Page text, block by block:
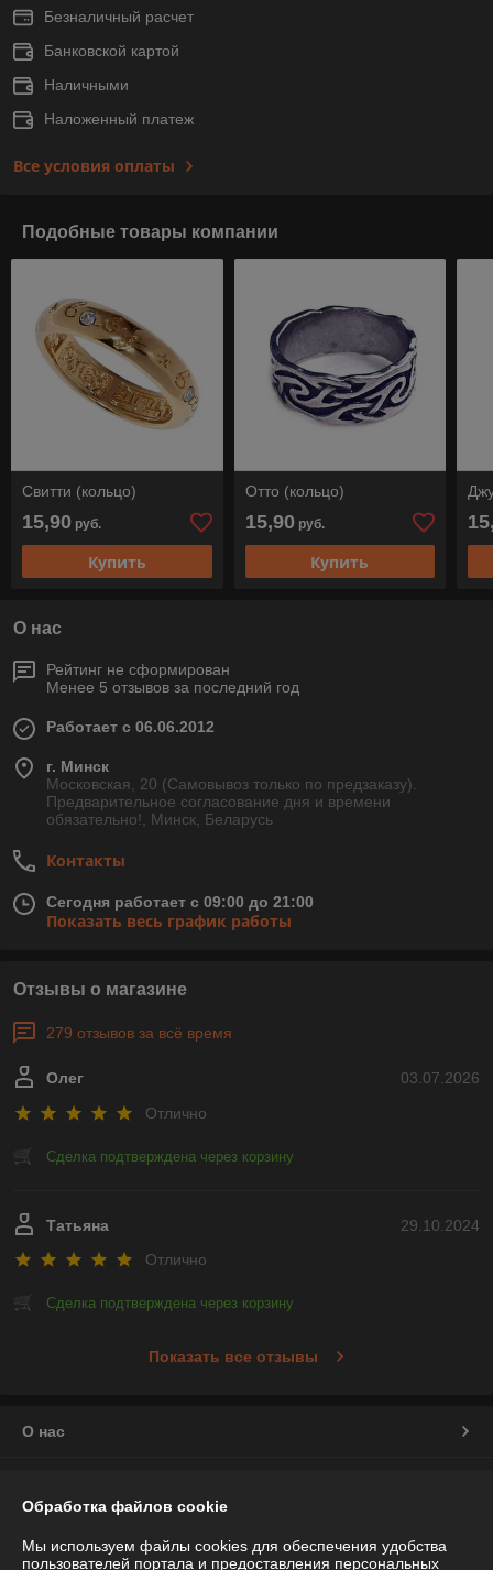
Безналичный расчет
Банковской картой
Наличными
Наложенный платеж
Все условия оплаты
Подобные товары компании
Свитти (кольцо)
15,90 руб.
Купить
Отто (кольцо)
15,90 руб.
Купить
О нас
Рейтинг не сформирован
Менее 5 отзывов за последний год
Работает с 06.06.2012
г. Минск
Московская, 20 (Самовывоз только по предзаказу).
Предварительное согласование дня и времени
обязательно!, Минск, Беларусь
Контакты
Сегодня работает с 09:00 до 21:00
Показать весь график работы
Отзывы о магазине
279 отзывов за всё время
03.07.2026
Олег
Отлично
Сделка подтверждена через корзину
29.10.2024
Татьяна
Отлично
Сделка подтверждена через корзину
Показать все отзывы
О нас
Обработка файлов cookie
Мы используем файлы cookies для обеспечения удобства
пользователей портала и предоставления персональных